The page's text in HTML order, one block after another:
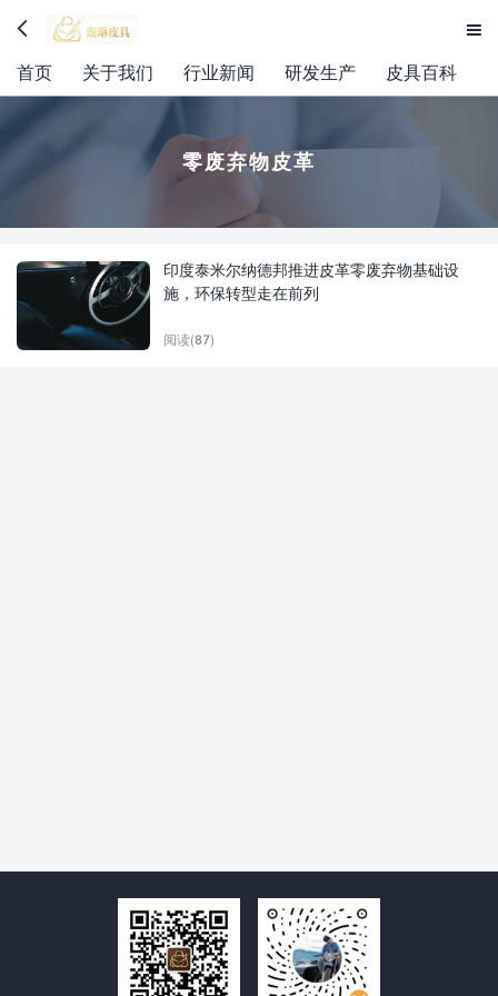
 
首页 关于我们 行业新闻 研发生产 皮具百科
零废弃物皮革
印度泰米尔纳德邦推进皮革零废弃物基础设
施，环保转型走在前列
阅读(87)